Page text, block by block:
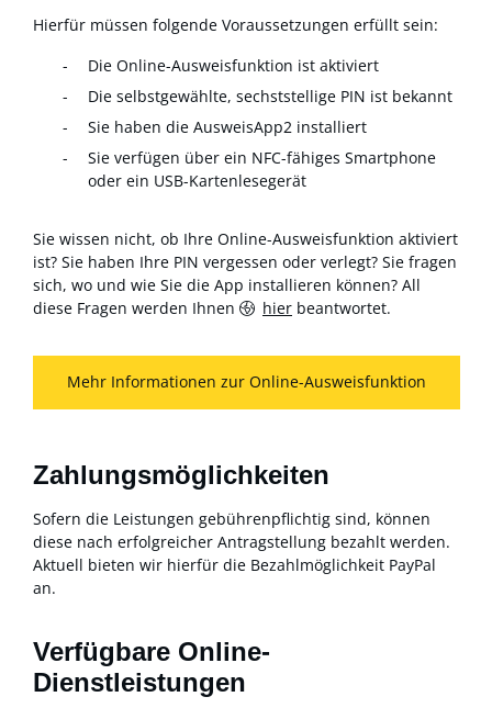
Hierfür müssen folgende Voraussetzungen erfüllt sein:
Die Online-Ausweisfunktion ist aktiviert
Die selbstgewählte, sechststellige PIN ist bekannt
Sie haben die AusweisApp2 installiert
Sie verfügen über ein NFC-fähiges Smartphone
oder ein USB-Kartenlesegerät
Sie wissen nicht, ob Ihre Online-Ausweisfunktion aktiviert
ist? Sie haben Ihre PIN vergessen oder verlegt? Sie fragen
sich, wo und wie Sie die App installieren können? All
diese Fragen werden Ihnen
hier beantwortet.
Mehr Informationen zur Online-Ausweisfunktion
Zahlungsmöglichkeiten
Sofern die Leistungen gebührenpflichtig sind, können
diese nach erfolgreicher Antragstellung bezahlt werden.
Aktuell bieten wir hierfür die Bezahlmöglichkeit PayPal
an.
Verfügbare Online-
Dienstleistungen